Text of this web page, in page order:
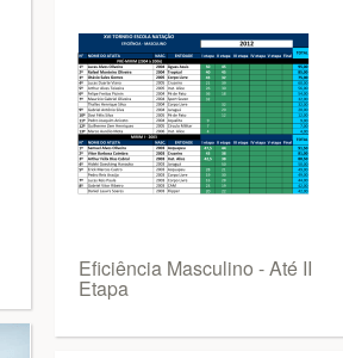
Eficiência Masculino - Até II
Etapa